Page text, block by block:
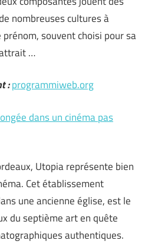
nombreuses cultures à
souvent choisi pour sa
…
:programmiweb.org
dans un cinéma pas
Utopia représente bien
Cet établissement
une ancienne église, est le
du septième art en quête
authentiques.